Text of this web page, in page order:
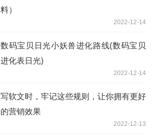
料）
2022-12-14
数码宝贝日光小妖兽进化路线(数码宝贝
进化表日光)
2022-12-14
写软文时，牢记这些规则，让你拥有更好
的营销效果
2022-12-13